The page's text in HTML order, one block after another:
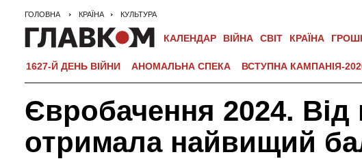
ГОЛОВНА КРАЇНА КУЛЬТУРА
КАЛЕНДАР ВІЙНА СВІТ КРАЇНА ГРОШІ
1627-Й ДЕНЬ ВІЙНИ АНОМАЛЬНА СПЕКА ВСТУПНА КАМПАНІЯ-
Євробачення 2024. Від
отримала найвищий